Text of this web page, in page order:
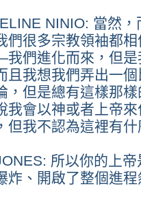
NINIO: 當然
們很多宗教領袖都
們進化而來，但是
且我想我們弄出一
，但是總有這樣那
我會以神或者上帝
但我不認為這裡有
所以你的上
炸、開啟了整個進